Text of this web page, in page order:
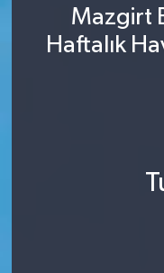
Mazgirt
Haftalık
Süper Lig Puan